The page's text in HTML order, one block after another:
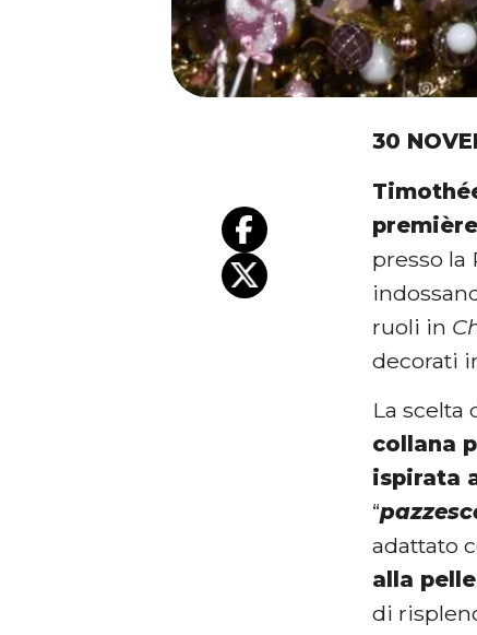
30
presso la
ruoli in
decorati
La scelta
collana
ispirata
“
adattato
alla pelle
di